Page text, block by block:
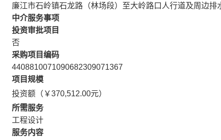
廉江市石岭镇石龙路（林场段）至大岭路口人行道及周边排
中介服务事项
投资审批项目
否
采购项目编码
4408810071090682309071367
项目规模
投资额（￥370,512.00元）
所需服务
工程设计
服务内容